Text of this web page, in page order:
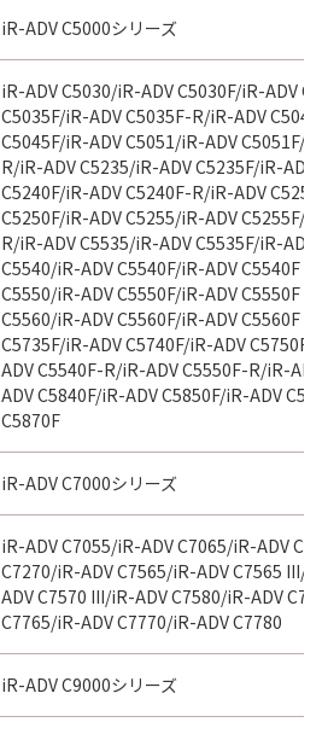
iR-ADV C5000シリーズ
iR-ADV C5030/iR-ADV C5030F/iR-ADV
C5035F/iR-ADV C5035F-R/iR-ADV
C5045F/iR-ADV C5051/iR-ADV C5051F/
R/iR-ADV C5235/iR-ADV C5235F/iR-ADV
C5240F/iR-ADV C5240F-R/iR-ADV
C5250F/iR-ADV C5255/iR-ADV C5255F/
R/iR-ADV C5535/iR-ADV C5535F/iR-ADV
C5540/iR-ADV C5540F/iR-ADV C5540F
C5550/iR-ADV C5550F/iR-ADV C5550F
C5560/iR-ADV C5560F/iR-ADV C5560F
C5735F/iR-ADV C5740F/iR-ADV C5750F/
ADV C5540F-R/iR-ADV C5550F-R/iR-
ADV C5840F/iR-ADV C5850F/iR-ADV
C5870F
iR-ADV C7000シリーズ
iR-ADV C7055/iR-ADV C7065/iR-ADV
C7270/iR-ADV C7565/iR-ADV C7565 III/
ADV C7570 III/iR-ADV C7580/iR-ADV
C7765/iR-ADV C7770/iR-ADV C7780
iR-ADV C9000シリーズ